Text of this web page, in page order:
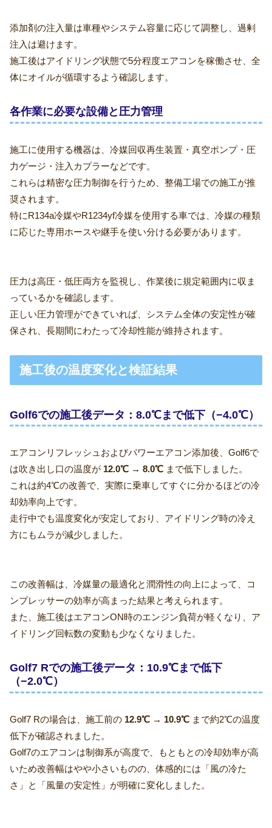
添加剤の注入量は車種やシステム容量に応じて調整し、過剰
注入は避けます。
施工後はアイドリング状態で5分程度エアコンを稼働させ、全
体にオイルが循環するよう確認します。
各作業に必要な設備と圧力管理
施工に使用する機器は、冷媒回収再生装置・真空ポンプ・圧
力ゲージ・注入カプラーなどです。
これらは精密な圧力制御を行うため、整備工場での施工が推
奨されます。
特にR134a冷媒やR1234yf冷媒を使用する車では、冷媒の種類
に応じた専用ホースや継手を使い分ける必要があります。
圧力は高圧・低圧両方を監視し、作業後に規定範囲内に収ま
っているかを確認します。
正しい圧力管理ができていれば、システム全体の安定性が確
保され、長期間にわたって冷却性能が維持されます。
施工後の温度変化と検証結果
Golf6での施工後データ：8.0℃まで低下（−4.0℃）
エアコンリフレッシュおよびパワーエアコン添加後、Golf6で
は吹き出し口の温度が 12.0℃ → 8.0℃ まで低下しました。
これは約4℃の改善で、実際に乗車してすぐに分かるほどの冷
却効率向上です。
走行中でも温度変化が安定しており、アイドリング時の冷え
方にもムラが減少しました。
この改善幅は、冷媒量の最適化と潤滑性の向上によって、コ
ンプレッサーの効率が高まった結果と考えられます。
また、施工後はエアコンON時のエンジン負荷が軽くなり、ア
イドリング回転数の変動も少なくなりました。
Golf7 Rでの施工後データ：10.9℃まで低下
（−2.0℃）
Golf7 Rの場合は、施工前の 12.9℃ → 10.9℃ まで約2℃の温度
低下が確認されました。
Golf7のエアコンは制御系が高度で、もともとの冷却効率が高
いため改善幅はやや小さいものの、体感的には「風の冷た
さ」と「風量の安定性」が明確に変化しました。